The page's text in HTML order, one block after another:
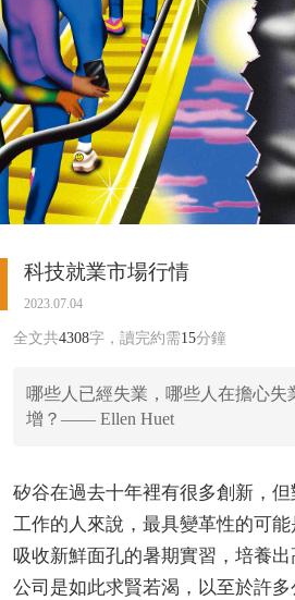
科技就業市場行情
2023.07.04
全文共4308字，讀完約需15分鐘
哪些人已經失業，哪些人在擔心失
增？—— Ellen Huet
矽谷在過去十年裡有很多創新，
工作的人來說，最具變革性的可
吸收新鮮面孔的暑期實習，培養
公司是如此求賢若渴，以至於許